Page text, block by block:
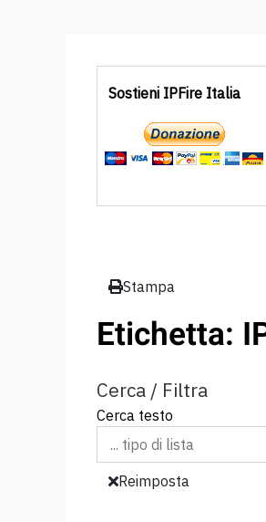
Sostieni IPFire Italia
Stampa
Etichetta:
Cerca / Filtra
Cerca testo
Reimposta